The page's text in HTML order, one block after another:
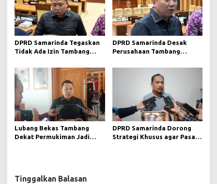
DPRD Samarinda Tegaskan
Tidak Ada Izin Tambang
DPRD Samarinda Desak
Perusahaan Tambang
Pascatambang
Lubang Bekas Tambang
Dekat Permukiman Jadi
DPRD Samarinda Dorong
Strategi Khusus agar Pasar
Tinggalkan Balasan